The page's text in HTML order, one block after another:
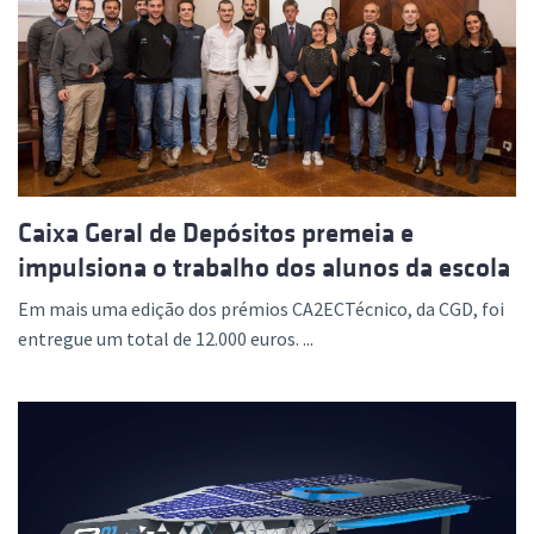
Caixa Geral de Depósitos premeia e
impulsiona o trabalho dos alunos da escola
Em mais uma edição dos prémios CA2ECTécnico, da CGD, foi
entregue um total de 12.000 euros. ...